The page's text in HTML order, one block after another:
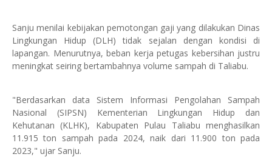
Sanju menilai kebijakan pemotongan gaji yang dilakukan Dinas
Lingkungan Hidup (DLH) tidak sejalan dengan kondisi di
lapangan. Menurutnya, beban kerja petugas kebersihan justru
meningkat seiring bertambahnya volume sampah di Taliabu.
"Berdasarkan data Sistem Informasi Pengolahan Sampah
Nasional (SIPSN) Kementerian Lingkungan Hidup dan
Kehutanan (KLHK), Kabupaten Pulau Taliabu menghasilkan
11.915 ton sampah pada 2024, naik dari 11.900 ton pada
2023," ujar Sanju.